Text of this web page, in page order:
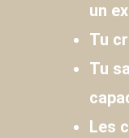
un
Tu
Tu
Les